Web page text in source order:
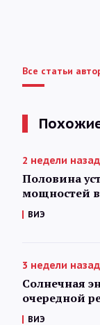
Все статьи
2 недели назад
Половина
мощностей
ВИЭ
3 недели назад
Солнечная
очередной
ВИЭ